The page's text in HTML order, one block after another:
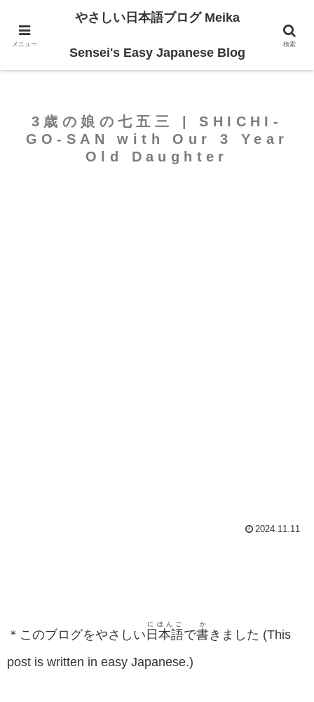
For Beginners
3歳の娘の七五三 | SHICHI-
GO-SAN with Our 3 Year
Old Daughter
2024.11.11
＊このブログをやさしい 日本語
にほんご
で書
か
きました (This
post is written in easy Japanese.)
メニュー
やさしい日本語ブログ Meika
Sensei's Easy Japanese Blog
検索